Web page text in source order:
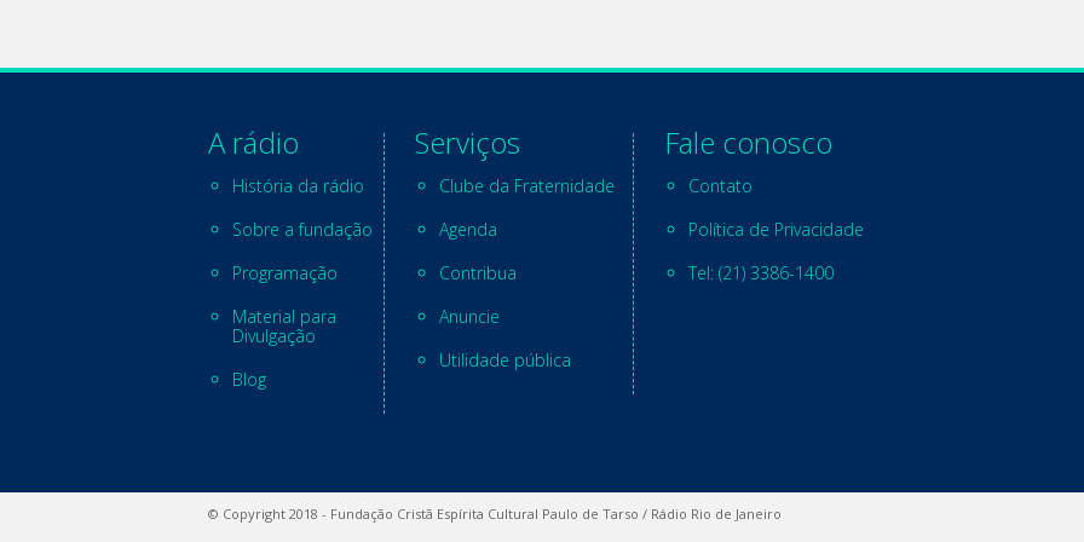
A rádio
História da rádio
Sobre a fundação
Programação
Material para
Divulgação
Blog
Serviços
Clube da Fraternidade
Agenda
Contribua
Anuncie
Utilidade pública
Fale conosco
Contato
Política de Privacidade
Tel: (21) 3386-1400
© Copyright 2018 - Fundação Cristã Espírita Cultural Paulo de Tarso / Rádio Rio de Janeiro